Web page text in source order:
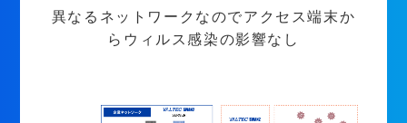
異なるネットワークなのでアクセス端末か
らウィルス感染の影響なし